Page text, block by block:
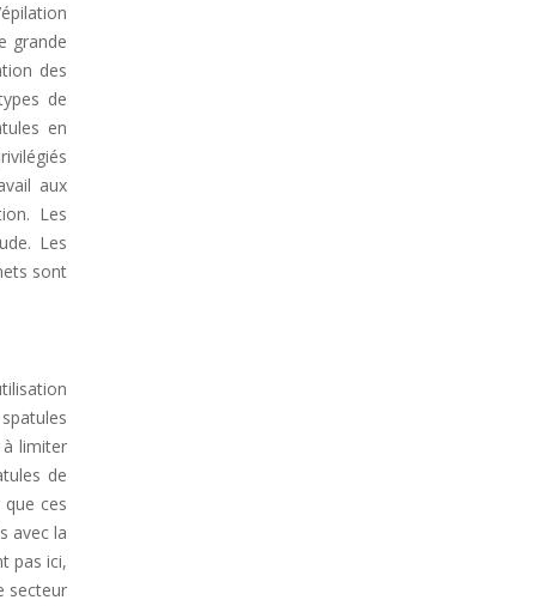
grande
des
de
en
aux
Les
Les
sont
limiter
de
ces
avec la
pas ici,
secteur